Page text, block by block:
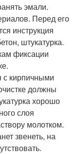
эмали.
Перед его
инструкция
штукатурка.
фиксации
с кирпичными
должны
хорошо
слоя
молотком.
звенеть, на